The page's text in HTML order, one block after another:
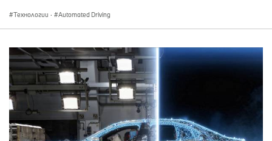
Технологии · Automated Driving